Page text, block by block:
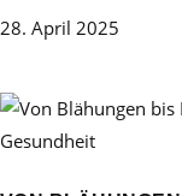
28. April 2025
Gesundheit